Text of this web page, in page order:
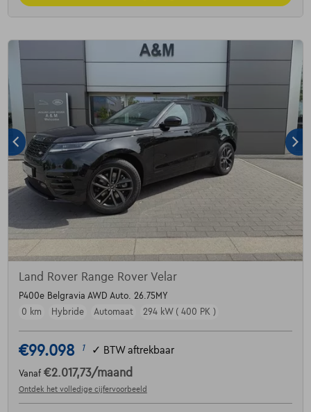
Land Rover Range Rover Velar
P400e Belgravia AWD Auto. 26.75MY
0 km
Hybride Automaat 294 kW ( 400 PK )
€99.098 1 ✓ BTW aftrekbaar
Vanaf €2.017,73/maand
Ontdek het volledige cijfervoorbeeld